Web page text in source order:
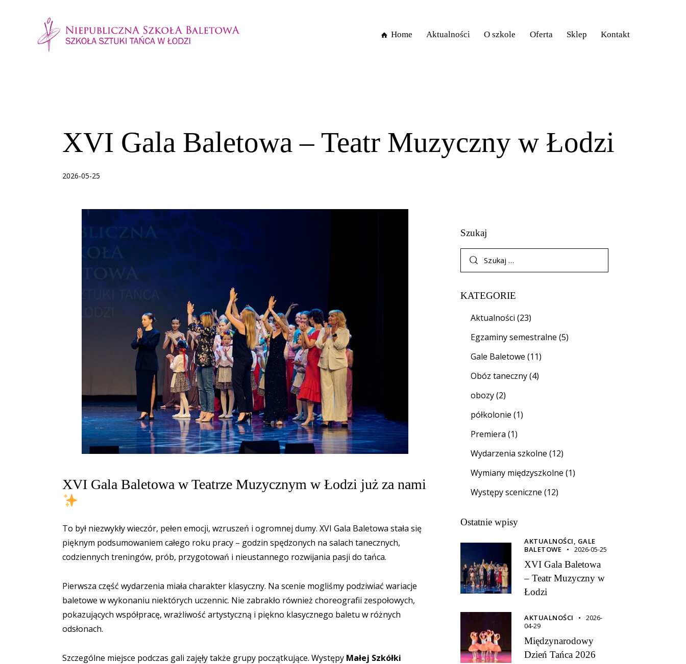
Home Aktualności O szkole Oferta Sklep Kontakt
XVI Gala Baletowa – Teatr Muzyczny w Łodzi
2026-05-25
XVI Gala Baletowa w Teatrze Muzycznym w Łodzi już za nami
To był niezwykły wieczór, pełen emocji, wzruszeń i ogromnej dumy. XVI Gala Baletowa stała się
pięknym podsumowaniem całego roku pracy – godzin spędzonych na salach tanecznych,
codziennych treningów, prób, przygotowań i nieustannego rozwijania pasji do tańca.
Pierwsza część wydarzenia miała charakter klasyczny. Na scenie mogliśmy podziwiać wariacje
baletowe w wykonaniu niektórych uczennic. Nie zabrakło również choreografii zespołowych,
pokazujących współpracę, wrażliwość artystyczną i piękno klasycznego baletu w różnych
odsłonach.
Szczególne miejsce podczas gali zajęły także grupy początkujące. Występy Małej Szkółki
Szukaj
KATEGORIE
Aktualności (23)
Egzaminy semestralne (5)
Gale Baletowe (11)
Obóz taneczny(4)
obozy(2)
półkolonie (1)
Premiera (1)
Wydarzenia szkolne (12)
Wymiany międzyszkolne (1)
Występy sceniczne (12)
Ostatnie wpisy
AKTUALNOŚCI, GALE
BALETOWE
2026-05-25
XVI Gala Baletowa
– Teatr Muzyczny w
Łodzi
AKTUALNOŚCI
2026-
04-29
Międzynarodowy
Dzień Tańca 2026